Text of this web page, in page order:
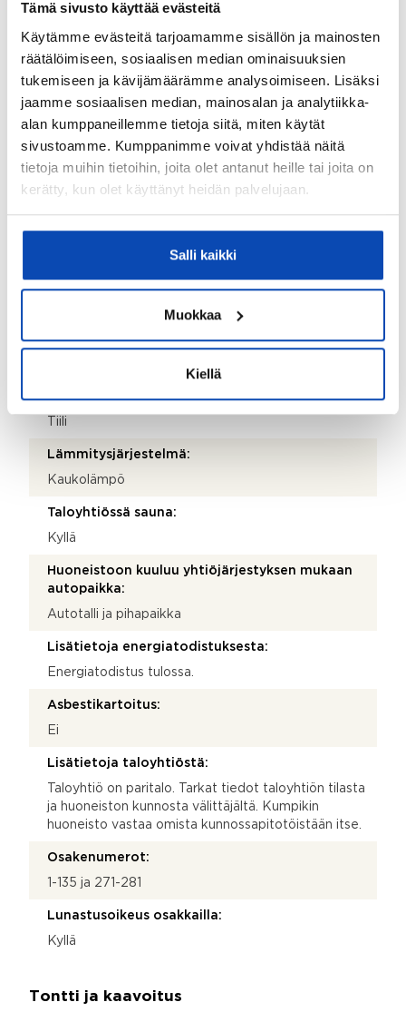
Tämä sivusto käyttää evästeitä
Käytämme evästeitä tarjoamamme sisällön ja mainosten
räätälöimiseen, sosiaalisen median ominaisuuksien
tukemiseen ja kävijämäärämme analysoimiseen. Lisäksi
jaamme sosiaalisen median, mainosalan ja analytiikka-
alan kumppaneillemme tietoja siitä, miten käytät
sivustoamme. Kumppanimme voivat yhdistää näitä
tietoja muihin tietoihin, joita olet antanut heille tai joita on
kerätty, kun olet käyttänyt heidän palvelujaan.
Salli kaikki
Muokkaa
Kiellä
01380
Vantaa
Isännöitsijäntodistuksen päivämäärä:
13.05.2026
Valmistumisvuosi:
1969
Rakennus- ja pintamateriaalit:
Kattotyyppi:
Katemateriaali:
Tiili
Lämmitysjärjestelmä:
Kaukolämpö
Taloyhtiössä sauna:
Kyllä
Huoneistoon kuuluu yhtiöjärjestyksen mukaan
autopaikka:
Autotalli ja pihapaikka
Lisätietoja energiatodistuksesta:
Energiatodistus tulossa.
Asbestikartoitus:
Ei
Lisätietoja taloyhtiöstä:
Taloyhtiö on paritalo. Tarkat tiedot taloyhtiön tilasta
ja huoneiston kunnosta välittäjältä. Kumpikin
huoneisto vastaa omista kunnossapitotöistään itse.
Osakenumerot:
1-135 ja 271-281
Lunastusoikeus osakkailla:
Kyllä
Tontti ja kaavoitus